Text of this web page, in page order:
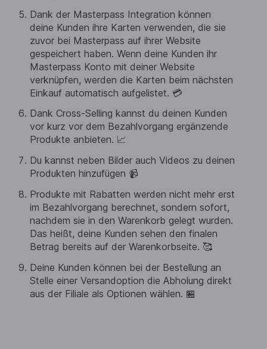
Dank der Masterpass Integration können
deine Kunden ihre Karten verwenden, die sie
zuvor bei Masterpass auf ihrer Website
gespeichert haben. Wenn deine Kunden ihr
Masterpass Konto mit deiner Website
verknüpfen, werden die Karten beim nächsten
Einkauf automatisch aufgelistet. 💳
Dank Cross-Selling kannst du deinen Kunden
vor kurz vor dem Bezahlvorgang ergänzende
Produkte anbieten. 📈
Du kannst neben Bilder auch Videos zu deinen
Produkten hinzufügen 📹
Produkte mit Rabatten werden nicht mehr erst
im Bezahlvorgang berechnet, sondern sofort,
nachdem sie in den Warenkorb gelegt wurden.
Das heißt, deine Kunden sehen den finalen
Betrag bereits auf der Warenkorbseite. 🥰
Deine Kunden können bei der Bestellung an
Stelle einer Versandoption die Abholung direkt
aus der Filiale als Optionen wählen. 🏪